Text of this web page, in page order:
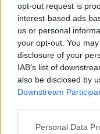
opt-out request is
interest-based ads
us or personal
your opt-out. You
disclosure of your
IAB’s list of
also be disclosed by
Downstream
Please note that this
Personal Data
ΕΛΛΑΔΑ